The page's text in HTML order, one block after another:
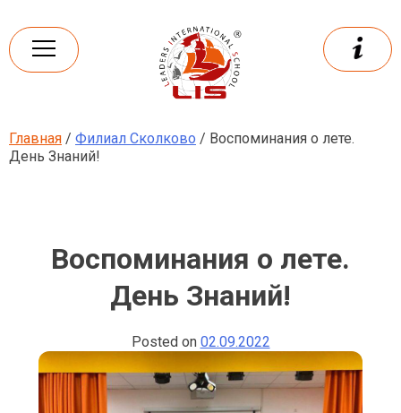
content
Leaders
International school
Главная / Филиал Сколково / Воспоминания о лете.
День Знаний!
Воспоминания о лете.
День Знаний!
Posted on 02.09.2022